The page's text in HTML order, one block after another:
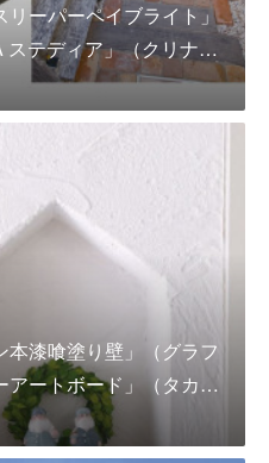
リーパーペイブライト」
ステディア」（クリナ…
漆喰塗り壁」（グラフ
アートボード」（タカ…